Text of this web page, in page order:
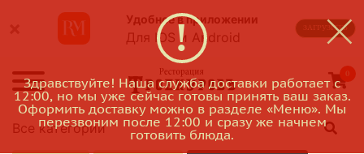
Удобнее в приложении
Для IOS и Android
ЗАГРУЗИТЬ
Здравствуйте! Наша служба доставки работает с
12:00, но мы уже сейчас готовы принять ваш заказ.
Оформить доставку можно в разделе «Меню». Мы
перезвоним после 12:00 и сразу же начнем
готовить блюда.
0
Все категории